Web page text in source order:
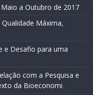
a Outubro de 2017
Máxima,
e Desafio para uma
com a Pesquisa e
da Bioeconomi